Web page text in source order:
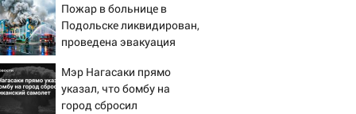
13:46
Сильный ветер сорвал крышу с
СТО на проспекте Созидателей
13:35
Непогода продолжает бить по
транспорту: в Ульяновске трамвай
сошёл с рельсов
Пожар в больнице в
Подольске ликвидирован,
проведена эвакуация
Мэр Нагасаки прямо
указал, что бомбу на
город сбросил